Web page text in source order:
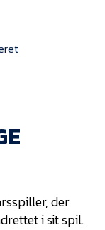
der
i sit spil.